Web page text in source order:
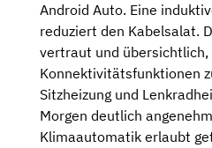
Android Auto. Eine
reduziert den Kabelsalat.
vertraut und übersichtlich,
Konnektivitätsfunktionen
Sitzheizung und
Morgen deutlich
Klimaautomatik erlaubt